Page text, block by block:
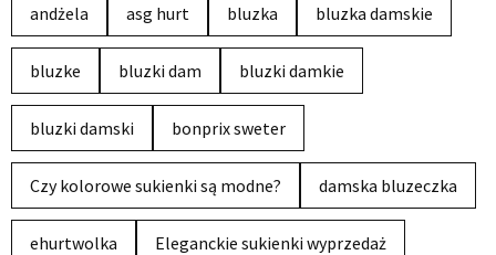
andżela asg hurt bluzka bluzka damskie
bluzke bluzki dam bluzki damkie
bluzki damski bonprix sweter
Czy kolorowe sukienki są modne? damska bluzeczka
ehurtwolka Eleganckie sukienki wyprzedaż